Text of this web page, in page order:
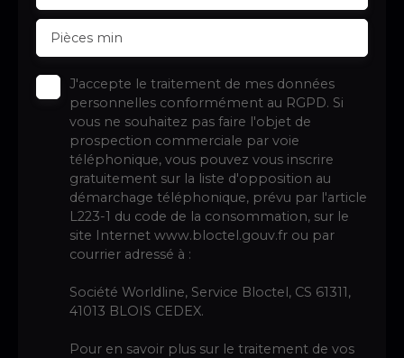
Pièces min
J'accepte le traitement de mes données
personnelles conformément au RGPD. Si
vous ne souhaitez pas faire l'objet de
prospection commerciale par voie
téléphonique, vous pouvez vous inscrire
gratuitement sur la liste d'opposition au
démarchage téléphonique, prévu par l'article
L223-1 du code de la consommation, sur le
site Internet www.bloctel.gouv.fr ou par
courrier adressé à :
Société Worldline, Service Bloctel, CS 61311,
41013 BLOIS CEDEX.
Pour en savoir plus sur le traitement de vos